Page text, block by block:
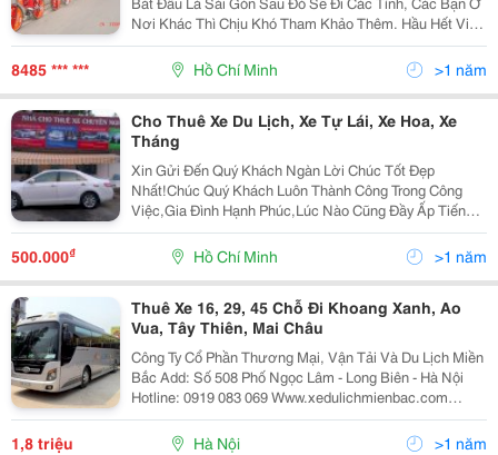
Nơi Khác Thì Chịu Khó Tham Khảo Thêm. Hầu Hết Việc
Di Chuyển Ở Khu Vực Miền Tây Đều Di Chuyển Bằng
Ôtô. Các Bạn Có Thể Ra Bến Xe Miền Tây (Địa Chỉ:
8485 *** *** Hồ Chí Minh >1 năm
Cho Thuê Xe Du Lịch, Xe Tự Lái, Xe Hoa, Xe
Tháng
Xin Gửi Đến Quý Khách Ngàn Lời Chúc Tốt Đẹp
Nhất!Chúc Quý Khách Luôn Thành Công Trong Công
Việc,Gia Đình Hạnh Phúc,Lúc Nào Cũng Đầy Ấp Tiếng
Cười!Chúc Kinh Tế Gia Đình Ngày Càng Khấm Khá Để
Quý Khách Được Thỏa Niềm Đam Mê Đi Chu Du Bốn
Bể Bên Cạnh Nh
500.000₫ Hồ Chí Minh >1 năm
Thuê Xe 16, 29, 45 Chỗ Đi Khoang Xanh, Ao
Vua, Tây Thiên, Mai Châu
Công Ty Cổ Phần Thương Mại, Vận Tải Và Du Lịch Miền
Bắc Add: Số 508 Phố Ngọc Lâm - Long Biên - Hà Nội
Hotline: 0919 083 069 Www.xedulichmienbac.com
Yahoo: Luongtrans, Skype: Xedulich_Pro Email:
Xedulichmienbac@Gm
1,8 triệu Hà Nội >1 năm